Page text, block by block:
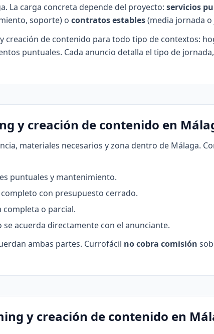
La carga concreta depende del proyecto: servicios
soporte) o contratos estables(media jornada
creación de contenido para todo tipo de contextos:
puntuales. Cada anuncio detalla el tipo de
y creación de contenido en
materiales necesarios y zona dentro de Málaga.
puntuales y mantenimiento.
con presupuesto cerrado.
o parcial.
acuerda directamente con el anunciante.
ambas partes. Currofácil no cobra comisión
y creación de contenido en